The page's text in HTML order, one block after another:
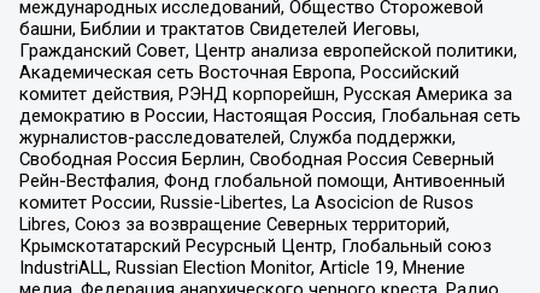
международных исследований, Общество Сторожевой
башни, Библии и трактатов Свидетелей Иеговы,
Гражданский Совет, Центр анализа европейской политики,
Академическая сеть Восточная Европа, Российский
комитет действия, РЭНД корпорейшн, Русская Америка за
демократию в России, Настоящая Россия, Глобальная сеть
журналистов-расследователей, Служба поддержки,
Свободная Россия Берлин, Свободная Россия Северный
Рейн-Вестфалия, Фонд глобальной помощи, Антивоенный
комитет России, Russie-Libertes, La Asocicion de Rusos
Libres, Союз за возвращение Северных территорий,
Крымскотатарский Ресурсный Центр, Глобальный союз
IndustriALL, Russian Election Monitor, Article 19, Мнение